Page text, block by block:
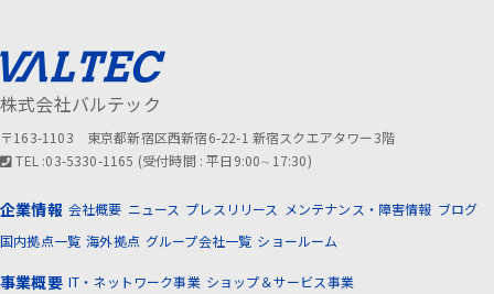
株式会社バルテック
〒163-1103 東京都新宿区西新宿6-22-1 新宿スクエアタワー3階
TEL :03-5330-1165 (受付時間 : 平日9:00∼17:30)
企業情報 会社概要 ニュース プレスリリース メンテナンス・障害情報 ブログ
国内拠点一覧 海外拠点 グループ会社一覧 ショールーム
事業概要 IT・ネットワーク事業 ショップ＆サービス事業